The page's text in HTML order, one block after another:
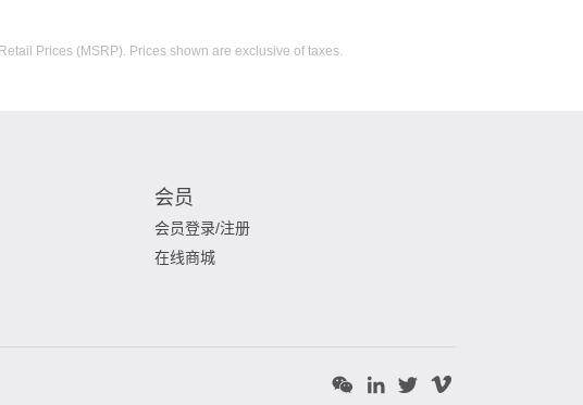
Prices (MSRP). Prices shown are exclusive of taxes.
会员
会员登录/注册
在线商城